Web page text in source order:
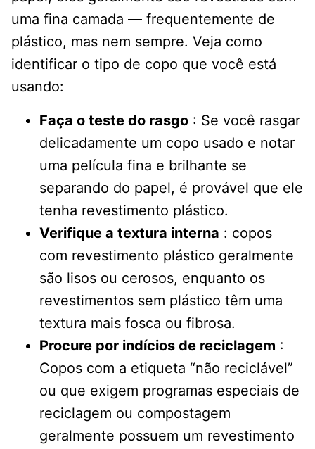
uma fina camada — frequentemente de
plástico, mas nem sempre. Veja como
identificar o tipo de copo que você está
usando:
Faça o teste do rasgo : Se você rasgar
delicadamente um copo usado e notar
uma película fina e brilhante se
separando do papel, é provável que ele
tenha revestimento plástico.
Verifique a textura interna : copos
com revestimento plástico geralmente
são lisos ou cerosos, enquanto os
revestimentos sem plástico têm uma
textura mais fosca ou fibrosa.
Procure por indícios de reciclagem :
Copos com a etiqueta “não reciclável”
ou que exigem programas especiais de
reciclagem ou compostagem
geralmente possuem um revestimento